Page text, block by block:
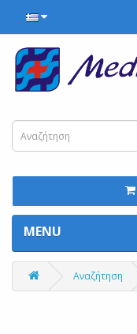
MENU
Αναζήτηση